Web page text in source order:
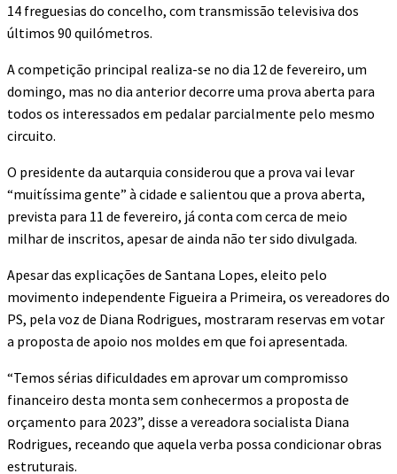
14 freguesias do concelho, com transmissão televisiva dos
últimos 90 quilómetros.
A competição principal realiza-se no dia 12 de fevereiro, um
domingo, mas no dia anterior decorre uma prova aberta para
todos os interessados em pedalar parcialmente pelo mesmo
circuito.
O presidente da autarquia considerou que a prova vai levar
“muitíssima gente” à cidade e salientou que a prova aberta,
prevista para 11 de fevereiro, já conta com cerca de meio
milhar de inscritos, apesar de ainda não ter sido divulgada.
Apesar das explicações de Santana Lopes, eleito pelo
movimento independente Figueira a Primeira, os vereadores do
PS, pela voz de Diana Rodrigues, mostraram reservas em votar
a proposta de apoio nos moldes em que foi apresentada.
“Temos sérias dificuldades em aprovar um compromisso
financeiro desta monta sem conhecermos a proposta de
orçamento para 2023”, disse a vereadora socialista Diana
Rodrigues, receando que aquela verba possa condicionar obras
estruturais.